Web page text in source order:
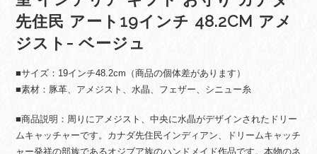
先住民 アート19インチ 48.2CM アメ
ジスト- ベージュ
■サイズ：19インチ48.2cm（商品の個体差があります）
■素材：豚革、アメジスト、水晶、フェザー、シニュー糸
■商品説明：周りにアメジスト、中央に水晶がデザインされたドリー
ムキャッチャーです。カナダ先住民インディアン、ドリームキャッチ
ャー発祥の部族であるオジブア族のハンドメイド作品です。本物のネ